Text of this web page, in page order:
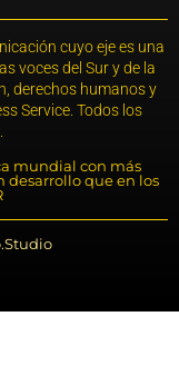
cuyo eje es una
voces del Sur y de la
derechos humanos y
Service. Todos los
mundial con más
desarrollo que en los